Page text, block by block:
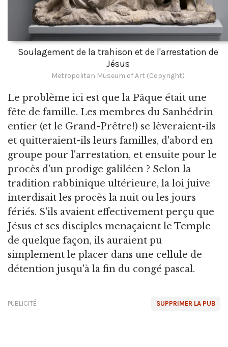
Soulagement de la trahison et de l'arrestation de
Jésus
Metropolitan Museum of Art (Copyright)
Le problème ici est que la Pâque était une
fête de famille. Les membres du Sanhédrin
entier (et le Grand-Prêtre!) se lèveraient-ils
et quitteraient-ils leurs familles, d'abord en
groupe pour l'arrestation, et ensuite pour le
procès d'un prodige galiléen ? Selon la
tradition rabbinique ultérieure, la loi juive
interdisait les procès la nuit ou les jours
fériés. S'ils avaient effectivement perçu que
Jésus et ses disciples menaçaient le Temple
de quelque façon, ils auraient pu
simplement le placer dans une cellule de
détention jusqu'à la fin du congé pascal.
SUPPRIMER LA PUB
PUBLICITÉ